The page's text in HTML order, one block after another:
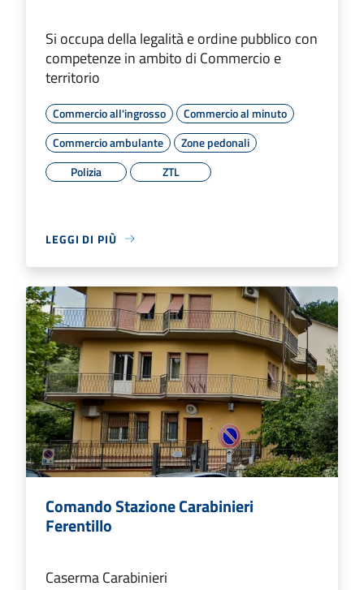
Si occupa della legalità e ordine pubblico con
competenze in ambito di Commercio e
territorio
Commercio all'ingrosso
Commercio al minuto
Commercio ambulante
Zone pedonali
Polizia
ZTL
LEGGI DI PIÙ
Comando Stazione Carabinieri
Ferentillo
Caserma Carabinieri